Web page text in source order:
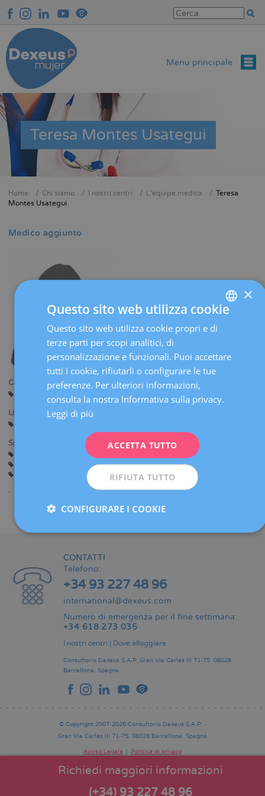
contenuto
principale
Menu principale
Teresa Montes Usategui
Briciole
pane
Home Chi siamo I nostri centri L'équipe medica
Teresa
Montes Usategui
Medico aggiunto
Centri:
Lingue:
Specialità:
Ginecologia Generale
Mastologia (Patologia mammaria benigna)
Chirurgia Ginecologica
Richiedi maggiori informazioni
(+34) 93 227 48 96
CONTATTI
Telefono:
+34 93 227 48 96
international@dexeus.com
Numero di emergenza per il fine settimana:
+34 618 273 035
I nostri centri | Dove alloggiare
Consultorio Dexeus S.A.P. Gran Via Carles III 71-75. 08028
Barcellona. Spagna
© Copyright 2007-2026 Consultorio Dexeus S.A.P. -
Gran Via Carles III 71-75. 08028 Barcellona. Spagna
de
Avviso Legale
Politica di privacy
SPANISH
DEUTSCH
×
Questo sito web utilizza cookie
Questo sito web utilizza cookie propri e di
terze parti per scopi analitici, di
personalizzazione e funzionali. Puoi accettare
tutti i cookie, rifiutarli o configurare le tue
preferenze. Per ulteriori informazioni,
consulta la nostra Informativa sulla privacy.
Leggi di più
ACCETTA TUTTO
RIFIUTA TUTTO
CONFIGURARE I COOKIE